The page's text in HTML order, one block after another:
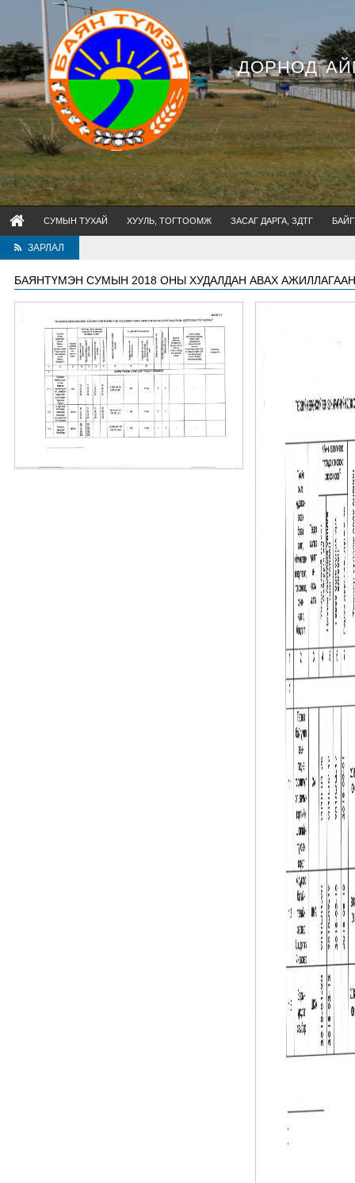
ДОРНОД
СУМЫН ТУХАЙ ХУУЛЬ, ТОГТООМЖ ЗАСАГ ДАРГА, ЗДТГ
ЗАРЛАЛ
БАЯНТҮМЭН СУМЫН 2018 ОНЫ ХУДАЛДАН АВАХ